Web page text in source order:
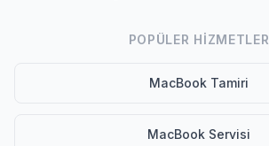
POPÜLER HIZMETLER
MacBook Tamiri
MacBook Servisi